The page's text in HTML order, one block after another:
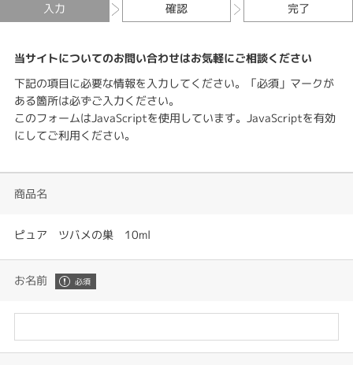
入力 確認 完了
当サイトについてのお問い合わせはお気軽にご相談ください
下記の項目に必要な情報を入力してください。「必須」マークが
ある箇所は必ずご入力ください。
このフォームはJavaScriptを使用しています。JavaScriptを有効
にしてご利用ください。
商品名
ピュア ツバメの巣 10ml
お名前